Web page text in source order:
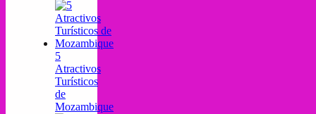
5
Atractivos
Turísticos
de
Mozambique